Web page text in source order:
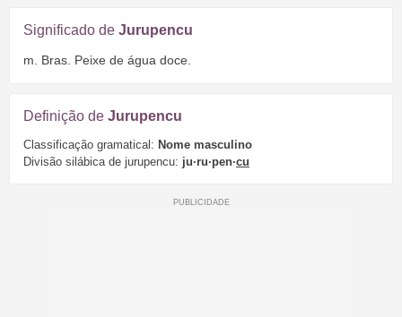
Significado de Jurupencu
m. Bras. Peixe de água doce.
Definição de Jurupencu
Classificação gramatical: Nome masculino
Divisão silábica de jurupencu: ju·ru·pen·cu